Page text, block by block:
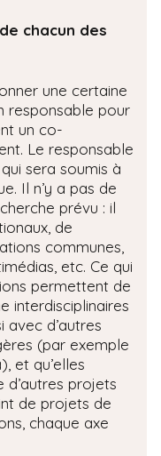
chacun des
une certaine
responsable pour
un co-
Le responsable
sera soumis à
Il n’y a pas de
prévu : il
de
communes,
etc. Ce qui
permettent de
interdisciplinaires
avec d’autres
(par exemple
et qu’elles
d’autres projets
de projets de
chaque axe